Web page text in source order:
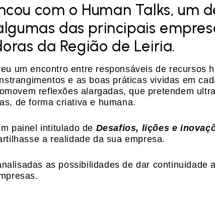
com o Human Talks, um
das principais
da Região de Leiria.
um encontro entre responsáveis de recursos
e as boas práticas vividas em
reflexões alargadas, que pretendem
de forma criativa e humana.
painel intitulado de Desafios, lições e
a realidade da sua empresa.
as possibilidades de dar continuidade